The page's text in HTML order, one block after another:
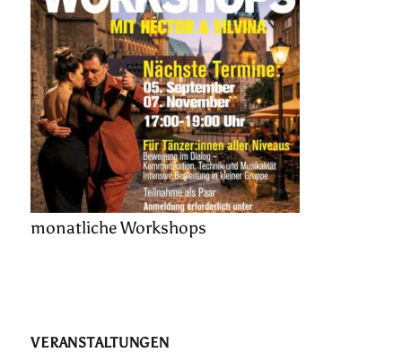
monatliche Workshops
VERANSTALTUNGEN